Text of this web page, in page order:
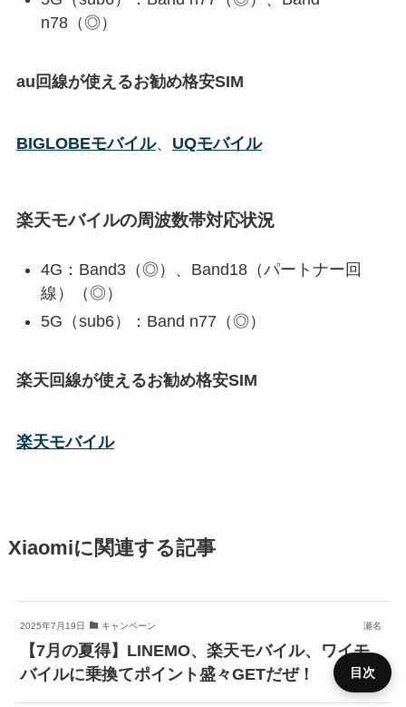
n78（◎）
au回線が使えるお勧め格安SIM
BIGLOBEモバイル、 UQモバイル
楽天モバイルの周波数帯対応状況
4G：Band3（◎）、Band18（パートナー回
線）（◎）
5G（sub6）：Band n77（◎）
楽天回線が使えるお勧め格安SIM
楽天モバイル
Xiaomiに関連する記事
2025年7月19日 キャンペーン 瀬名
【7月の夏得】LINEMO、楽天モバイル、ワイモ
バイルに乗換てポイント盛々GETだぜ！
目次